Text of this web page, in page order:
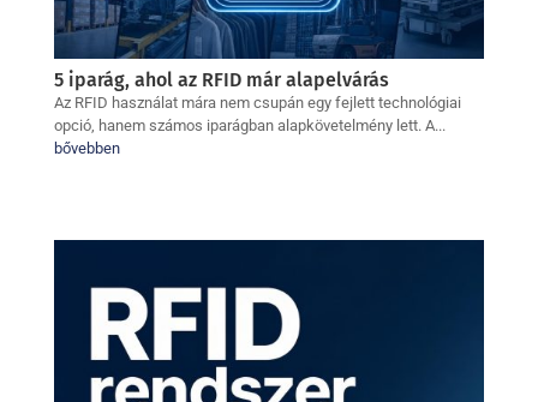
5 iparág, ahol az RFID már alapelvárás
Az RFID használat mára nem csupán egy fejlett technológiai
opció, hanem számos iparágban alapkövetelmény lett. A...
bővebben